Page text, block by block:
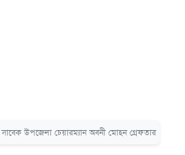
সাবেক উপজেলা চেয়ারম্যান অবনী মোহন গ্রেফতার